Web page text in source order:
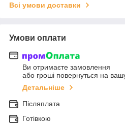
Всі умови доставки
Умови оплати
Ви отримаєте замовлення
або гроші повернуться на
Детальніше
Післяплата
Готівкою